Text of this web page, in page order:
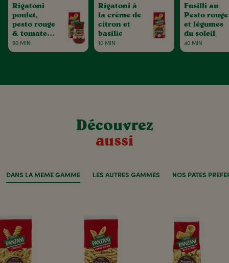
Rigatoni
poulet,
pesto rouge
& tomates
séchées
90 MIN
Rigatoni à
la crème de
citron et
basilic
10 MIN
Fusilli au
Pesto rouge
et légumes
du soleil
40 MIN
Découvrez
aussi
DANS LA MÊME GAMME LES AUTRES GAMMES NOS PÂTES